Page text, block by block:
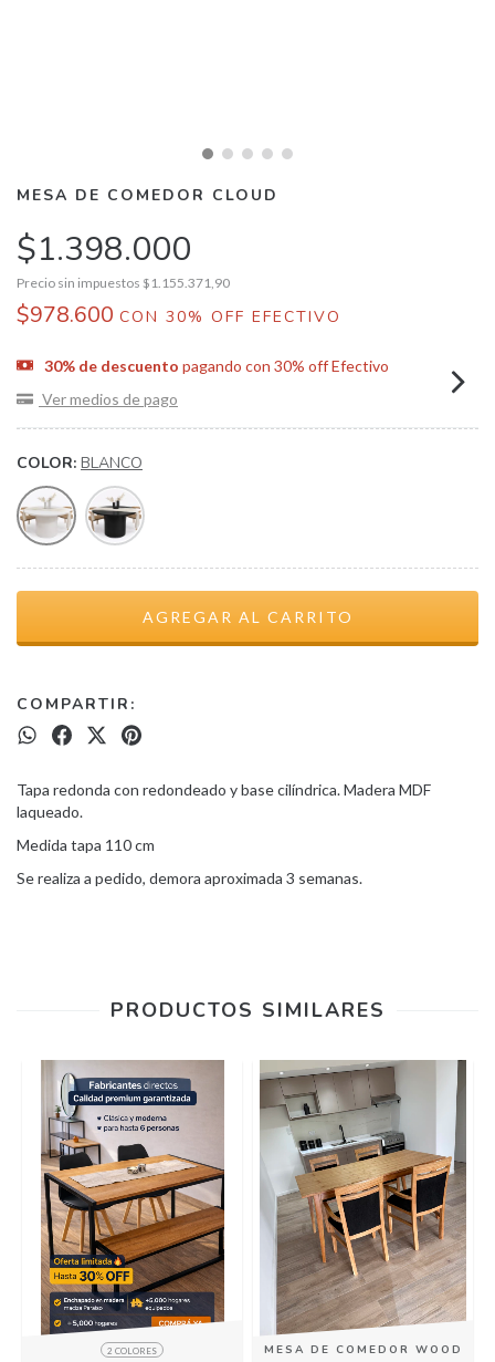
MESA DE COMEDOR CLOUD
$1.398.000
Precio sin impuestos $1.155.371,90
$978.600 CON 30% OFF EFECTIVO
30% de descuento pagando con 30% off Efectivo
Ver medios de pago
COLOR: BLANCO
COMPARTIR:
Tapa redonda con redondeado y base cilíndrica. Madera MDF
laqueado.
Medida tapa 110 cm
Se realiza a pedido, demora aproximada 3 semanas.
PRODUCTOS SIMILARES
2 COLORES MESA DE COMEDOR WOOD